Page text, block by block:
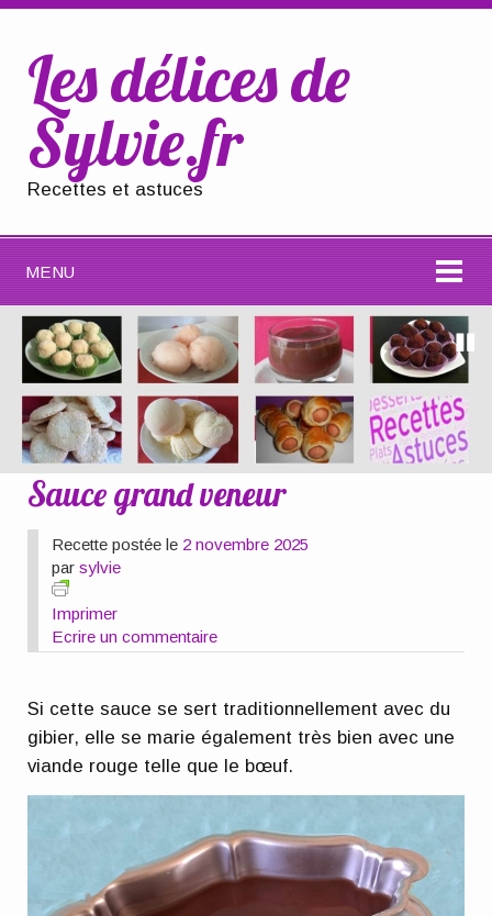
Les délices de
Sylvie.fr
Recettes et astuces
MENU
Sauce grand veneur
Recette postée le 2 novembre 2025
parsylvie
Imprimer
Ecrire un commentaire
Si cette sauce se sert traditionnellement avec du
gibier, elle se marie également très bien avec une
viande rouge telle que le bœuf.